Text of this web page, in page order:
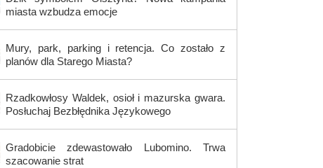
miasta wzbudza emocje
Mury, park, parking i retencja. Co zostało z
planów dla Starego Miasta?
Rzadkowłosy Waldek, osioł i mazurska gwara.
Posłuchaj Bezbłędnika Językowego
Gradobicie zdewastowało Lubomino. Trwa
szacowanie strat